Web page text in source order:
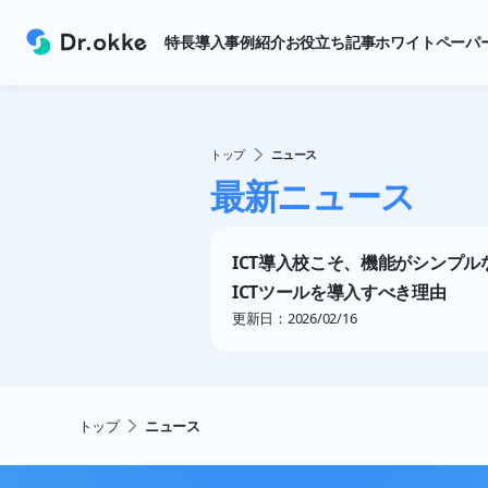
トップ ニュース
最新ニュース
ICT導入校こそ、機能がシンプル
ICTツールを導入すべき理由
更新日： 2026/02/16
トップ ニュース
特長導入事例紹介お役立ち記事ホワイトペーパ